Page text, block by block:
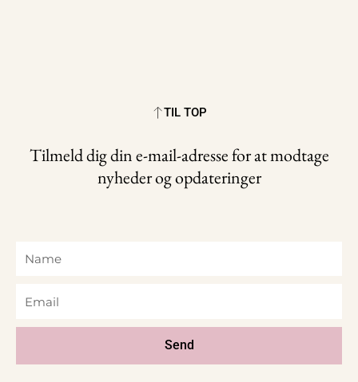
TIL TOP
Tilmeld dig din e-mail-adresse for at modtage
nyheder og opdateringer
Send